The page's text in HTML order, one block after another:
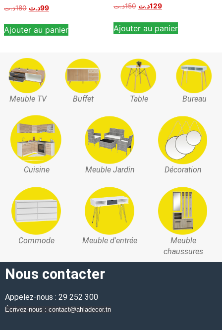
180د.ت 99د.ت
Ajouter au panier
Note
5.00
150د.ت 129د.ت
Ajouter au panier
Meuble TV Buffet Table Bureau
Cuisine Meuble Jardin Décoration
Commode Meuble d'entrée
Meuble
chaussures
Nous contacter
Appelez-nous : 29 252 300
Écrivez-nous : contact@ahladecor.tn